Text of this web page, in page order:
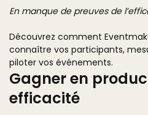
En manque de preuves de
Découvrez comment
connaître vos participants,
piloter vos événements.
Gagner en
efficacité